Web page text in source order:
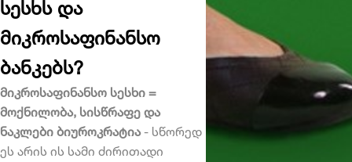
სესხს და
მიკროსაფინანსო
ბანკებს?
მიკროსაფინანსო სესხი =
მოქნილობა, სისწრაფე და
ნაკლები ბიუროკრატია- სწორედ
ეს არის ის სამი ძირითადი